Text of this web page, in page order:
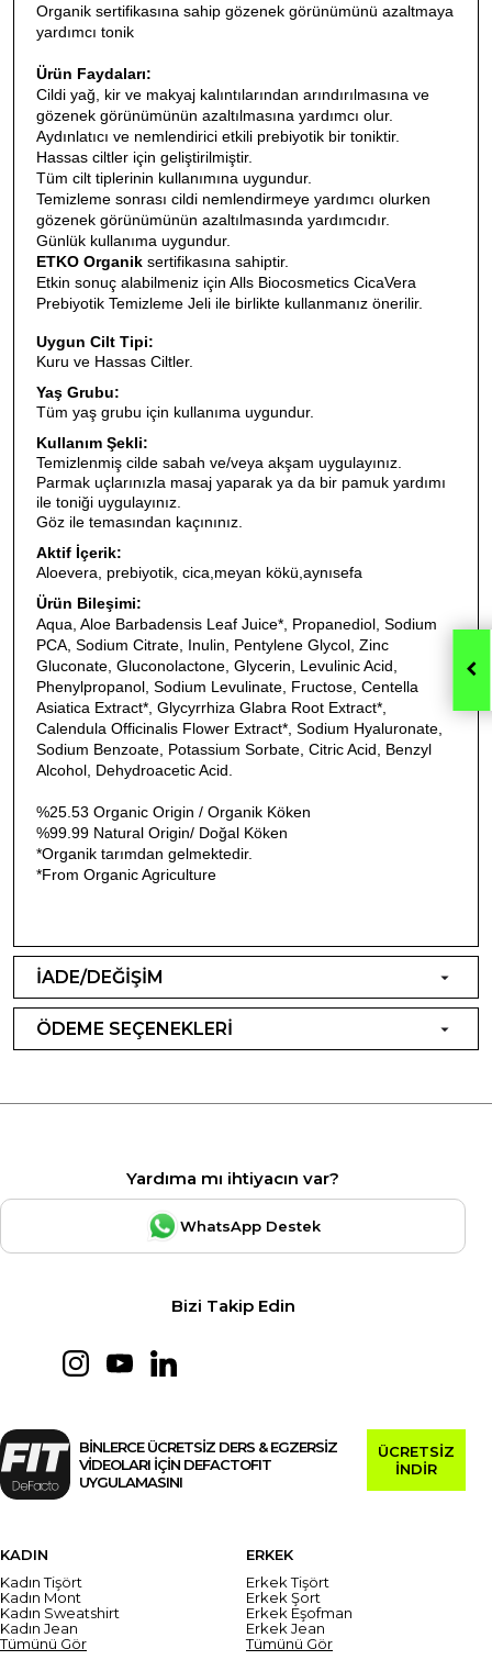
Organik sertifikasına sahip gözenek görünümünü azaltmaya
yardımcı tonik
Ürün Faydaları:
Cildi yağ, kir ve makyaj kalıntılarından arındırılmasına ve
gözenek görünümünün azaltılmasına yardımcı olur.
Aydınlatıcı ve nemlendirici etkili prebiyotik bir toniktir.
Hassas ciltler için geliştirilmiştir.
Tüm cilt tiplerinin kullanımına uygundur.
Temizleme sonrası cildi nemlendirmeye yardımcı olurken
gözenek görünümünün azaltılmasında yardımcıdır.
Günlük kullanıma uygundur.
ETKO Organik sertifikasına sahiptir.
Etkin sonuç alabilmeniz için Alls Biocosmetics CicaVera
Prebiyotik Temizleme Jeli ile birlikte kullanmanız önerilir.
Uygun Cilt Tipi:
Kuru ve Hassas Ciltler.
Yaş Grubu:
Tüm yaş grubu için kullanıma uygundur.
Kullanım Şekli:
Temizlenmiş cilde sabah ve/veya akşam uygulayınız.
Parmak uçlarınızla masaj yaparak ya da bir pamuk yardımı
ile toniği uygulayınız. ​
Göz ile temasından kaçınınız.
Aktif İçerik:
Aloevera, prebiyotik, cica,meyan kökü,aynısefa
Ürün Bileşimi:
Aqua, Aloe Barbadensis Leaf Juice*, Propanediol, Sodium
PCA, Sodium Citrate, Inulin, Pentylene Glycol, Zinc
Gluconate, Gluconolactone, Glycerin, Levulinic Acid,
Phenylpropanol, Sodium Levulinate, Fructose, Centella
Asiatica Extract*, Glycyrrhiza Glabra Root Extract*,
Calendula Officinalis Flower Extract*, Sodium Hyaluronate,
Sodium Benzoate, Potassium Sorbate, Citric Acid, Benzyl
Alcohol, Dehydroacetic Acid.
%25.53 Organic Origin / Organik Köken
%99.99 Natural Origin/ Doğal Köken
*Organik tarımdan gelmektedir.
​*From Organic Agriculture
İADE/DEĞİŞİM
ÖDEME SEÇENEKLERİ
Yardıma mı ihtiyacın var?
WhatsApp Destek
Bizi Takip Edin
BİNLERCE ÜCRETSİZ DERS & EGZERSİZ
VİDEOLARI İÇİN DEFACTOFIT
UYGULAMASINI
ÜCRETSİZ
İNDİR
KADIN
Kadın Tişört
Kadın Mont
Kadın Sweatshirt
Kadın Jean
Tümünü Gör
ERKEK
Erkek Tişört
Erkek Şort
Erkek Eşofman
Erkek Jean
Tümünü Gör